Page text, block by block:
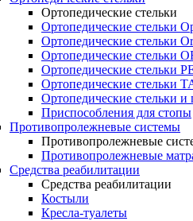
Ортопедические стельки
Ортопедические стельки
Ортопедические стельки
Ортопедические стельки
Ортопедические стельки
Ортопедические стельки
Ортопедические стельки и
Приспособления для стопы
Противопролежневые системы
Противопролежневые
Противопролежневые
Средства реабилитации
Средства реабилитации
Костыли
Кресла-туалеты